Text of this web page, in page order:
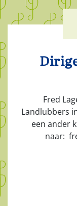
Fred
Landlubbers
een ander
naar: